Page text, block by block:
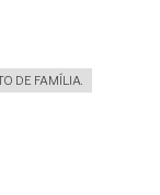
DE FAMÍLIA.